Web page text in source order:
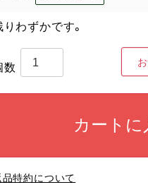
りわずかです。
カートに
品特約について